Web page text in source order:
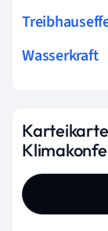
Wasserkraft